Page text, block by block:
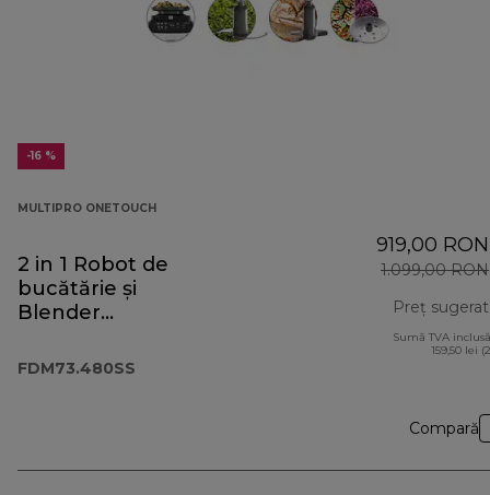
-16 %
MULTIPRO ONETOUCH
2 in 1 Robot de
bucătărie și
Blender
FDM73.480SS
919,00 RON
1.099,00 RON
Preț sugerat
Sumă TVA
159,50 lei
Compară